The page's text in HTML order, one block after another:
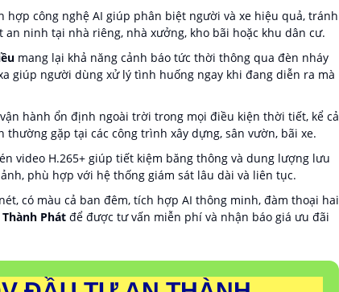
hợp công nghệ AI giúp phân biệt người và xe hiệu quả, tránh
ninh tại nhà riêng, nhà xưởng, kho bãi hoặc khu dân cư.
mang lại khả năng cảnh báo tức thời thông qua đèn nháy
giúp người dùng xử lý tình huống ngay khi đang diễn ra mà
hành ổn định ngoài trời trong mọi điều kiện thời tiết, kể cả
gặp tại các công trình xây dựng, sân vườn, bãi xe.
video H.265+ giúp tiết kiệm băng thông và dung lượng lưu
phù hợp với hệ thống giám sát lâu dài và liên tục.
có màu cả ban đêm, tích hợp AI thông minh, đàm thoại hai
Phát để được tư vấn miễn phí và nhận báo giá ưu đãi